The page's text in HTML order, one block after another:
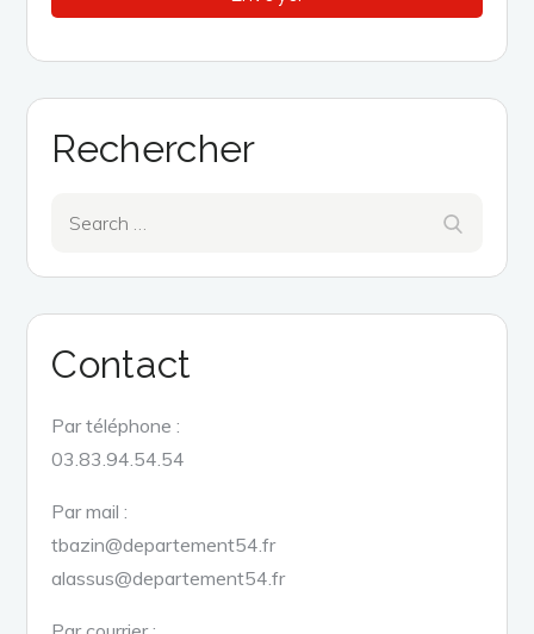
Rechercher
Contact
Par téléphone :
03.83.94.54.54
Par mail :
tbazin@departement54.fr
alassus@departement54.fr